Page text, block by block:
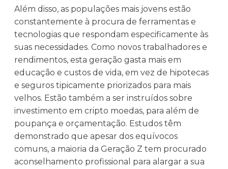
Além disso, as populações mais jovens estão
constantemente à procura de ferramentas e
tecnologias que respondam especificamente às
suas necessidades. Como novos trabalhadores e
rendimentos, esta geração gasta mais em
educação e custos de vida, em vez de hipotecas
e seguros tipicamente priorizados para mais
velhos. Estão também a ser instruídos sobre
investimento em cripto moedas, para além de
poupança e orçamentação. Estudos têm
demonstrado que apesar dos equívocos
comuns, a maioria da Geração Z tem procurado
aconselhamento profissional para alargar a sua